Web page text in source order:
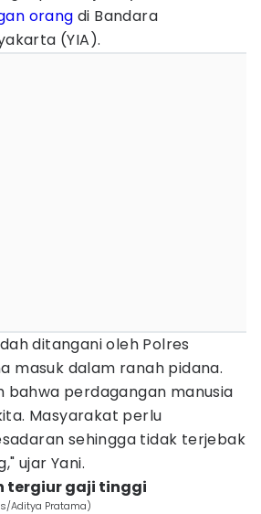
orang di Bandara
(YIA).
ditangani oleh Polres
masuk dalam ranah pidana.
bahwa perdagangan manusia
Masyarakat perlu
sehingga tidak terjebak
ujar Yani.
tergiur gaji tinggi
Aditya Pratama)